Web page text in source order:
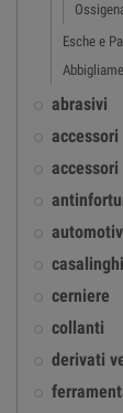
Esche e
abrasivi
casalinghi
cerniere
collanti
derivati